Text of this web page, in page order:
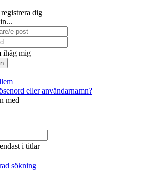
dig
ihåg mig
eller användarnamn?
med
i titlar
sökning